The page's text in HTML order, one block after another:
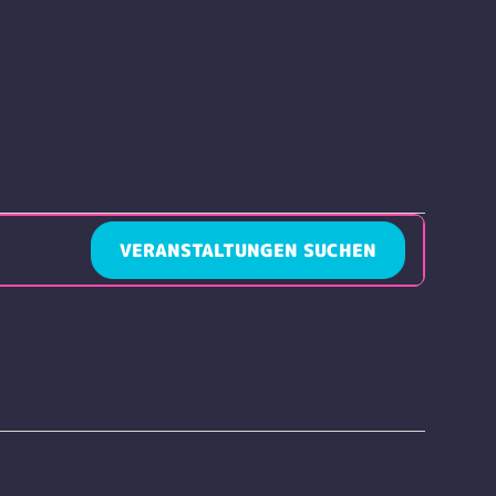
VERANSTALTUNGEN SUCHEN